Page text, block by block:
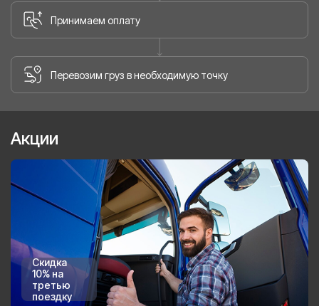
Принимаем оплату
Перевозим груз в необходимую точку
Акции
Скидка
10% на
третью
поездку